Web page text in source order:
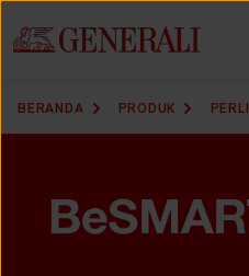
BERANDA PRODUK
GANTI BAHASA
DOWNLOAD GEN
HUBUNGI KAMI